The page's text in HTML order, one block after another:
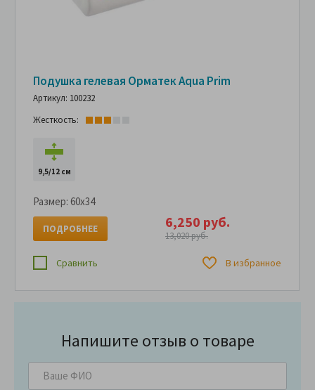
Подушка гелевая Орматек Aqua Prim
Артикул: 100232
Жесткость:
9,5/12 см
Размер: 60x34
6,250 руб.
13,020 руб.
ПОДРОБНЕЕ
Сравнить В избранное
Напишите отзыв о товаре